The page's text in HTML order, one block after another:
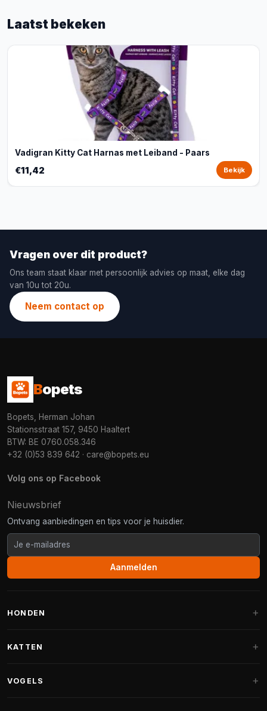
Laatst bekeken
Vadigran Kitty Cat Harnas met Leiband - Paars
€11,42 Bekijk
Vragen over dit product?
Ons team staat klaar met persoonlijk advies op maat, elke dag
van 10u tot 20u.
Neem contact op
Bopets
Bopets, Herman Johan
Stationsstraat 157, 9450 Haaltert
BTW: BE 0760.058.346
+32 (0)53 839 642 · care@bopets.eu
Volg ons op Facebook
Nieuwsbrief
Ontvang aanbiedingen en tips voor je huisdier.
Aanmelden
HONDEN
Fantail hondenmanden
KATTEN
VOGELS